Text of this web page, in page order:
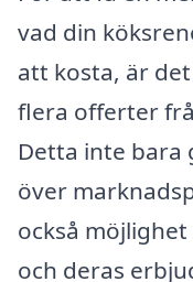
vad din
att kosta, är
flera offerter
Detta inte bara
över
också
och deras